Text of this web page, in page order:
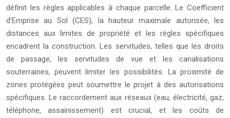
définit les règles applicables à chaque parcelle. Le Coefficient
d’Emprise au Sol (CES), la hauteur maximale autorisée, les
distances aux limites de propriété et les règles spécifiques
encadrent la construction. Les servitudes, telles que les droits
de passage, les servitudes de vue et les canalisations
souterraines, peuvent limiter les possibilités. La proximité de
zones protégées peut soumettre le projet à des autorisations
spécifiques. Le raccordement aux réseaux (eau, électricité, gaz,
téléphone, assainissement) est crucial, et les coûts de